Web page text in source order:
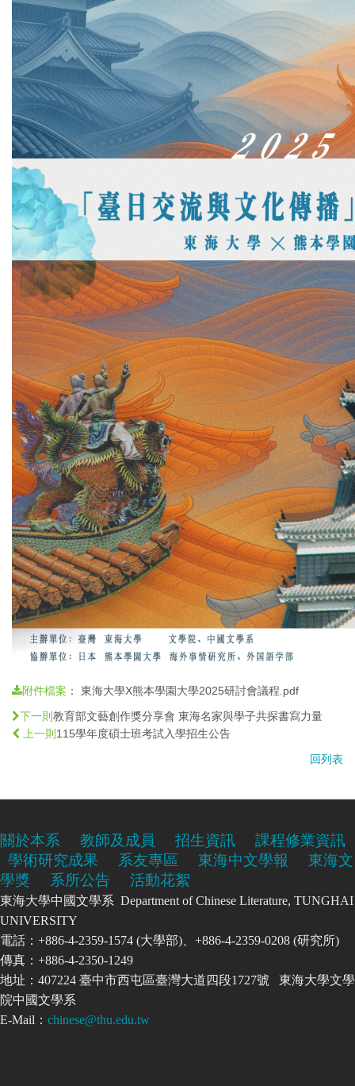
附件檔案 ： 東海大學X熊本學園大學2025研討會議程.pdf
下一則 教育部文藝創作獎分享會 東海名家與學子共探書寫力量
上一則 115學年度碩士班考試入學招生公告
回列表
關於本系 教師及成員 招生資訊
課程修業資訊
學術研究成果
系友專區 東海中文學報
東海文
學獎
系所公告 活動花絮
東海大學中國文學系 Department of Chinese Literature, TUNGHAI
UNIVERSITY
電話：+886-4-2359-1574 (大學部)、+886-4-2359-0208 (研究所)
傳真：+886-4-2350-1249
地址：407224 臺中市西屯區臺灣大道四段1727號 東海大學文學
院中國文學系
E-Mail： chinese@thu.edu.tw